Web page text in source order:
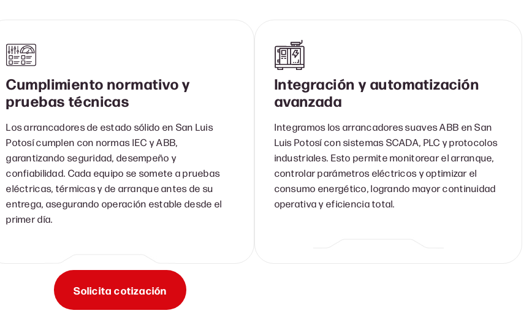
Cumplimiento normativo y
pruebas técnicas
Los arrancadores de estado sólido en San Luis
Potosí cumplen con normas IEC y ABB,
garantizando seguridad, desempeño y
confiabilidad. Cada equipo se somete a pruebas
eléctricas, térmicas y de arranque antes de su
entrega, asegurando operación estable desde el
primer día.
Integración y automatización
avanzada
Integramos los arrancadores suaves ABB en San
Luis Potosí con sistemas SCADA, PLC y protocolos
industriales. Esto permite monitorear el arranque,
controlar parámetros eléctricos y optimizar el
consumo energético, logrando mayor continuidad
operativa y eficiencia total.
Solicita cotización